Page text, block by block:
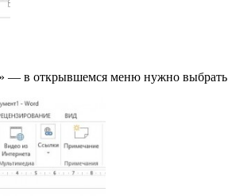
в открывшемся меню нужно выбрать